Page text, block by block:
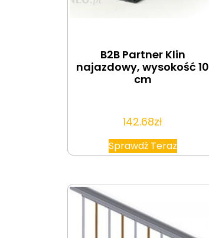
B2B Partner Klin
najazdowy, wysokość 10
cm
142.68zł
Sprawdź Teraz